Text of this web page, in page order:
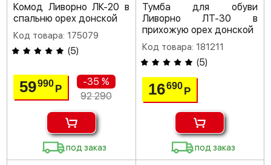
Комод Ливорно ЛК-20 в
спальню орех донской
Код товара: 175079
(5)
59990Р
-35 %
92 290
под заказ
Тумба для обуви
Ливорно ЛТ-30 в
прихожую орех донской
Код товара: 181211
(5)
16690 Р
под заказ